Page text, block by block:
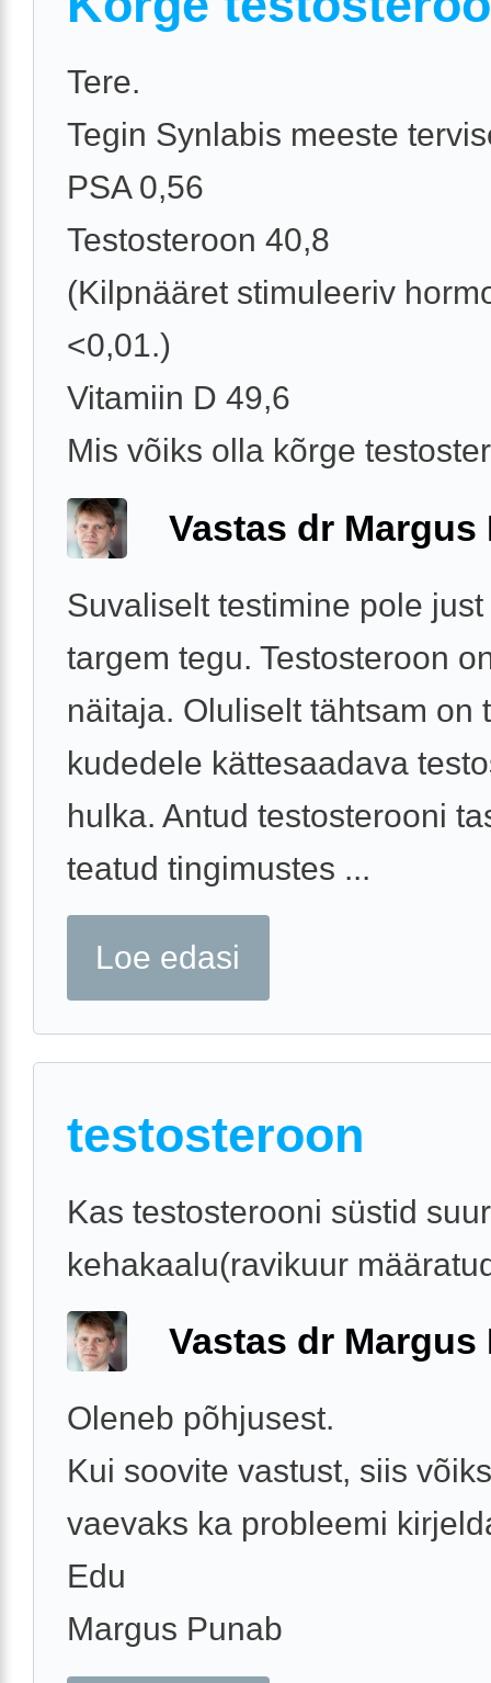
Tere.
Tegin Synlabis meeste
PSA 0,56
Testosteroon 40,8
(Kilpnääret stimuleeriv
<0,01.)
Vitamiin D 49,6
Mis võiks olla kõrge
Vastas dr Margus
Suvaliselt testimine pole
targem tegu. Testosteroon
näitaja. Oluliselt tähtsam on
kudedele kättesaadava
hulka. Antud testosterooni
teatud tingimustes ...
Loe edasi
testosteroon
Kas testosterooni süstid
kehakaalu(ravikuur
Vastas dr Margus
Oleneb põhjusest.
Kui soovite vastust, siis
vaevaks ka probleemi
Edu
Margus Punab